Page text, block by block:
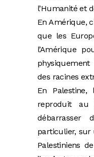
l’Humanité et
En Amérique,
que les
l’Amérique
des racines
En Palestine,
reproduit au
débarrasser
particulier, sur
Palestiniens